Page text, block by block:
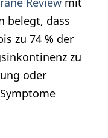
belegt, dass
zu 74 % der
zu
oder